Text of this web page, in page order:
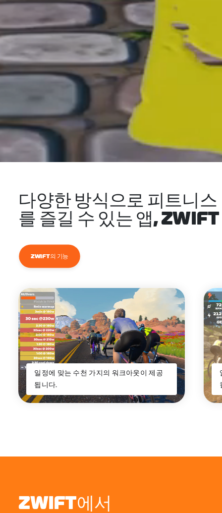
다양한 방식으로 피트니스
를 즐길 수 있는 앱, ZWIFT
ZWIFT의 기능
일정에 맞는 수천 가지의 워크아웃이 제공
됩니다.
ZWIFT에서